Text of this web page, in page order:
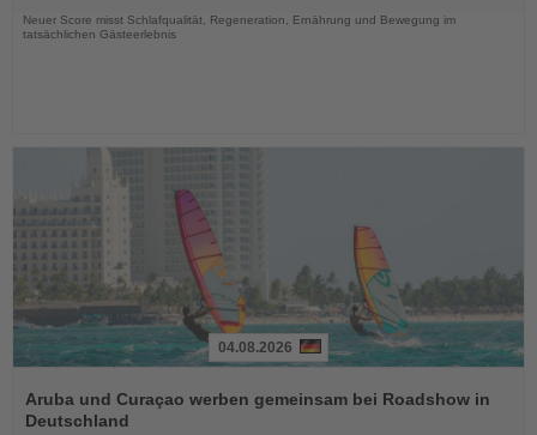
Neuer Score misst Schlafqualität, Regeneration, Ernährung und Bewegung im
tatsächlichen Gästeerlebnis
Sie
die
04.08.2026
Aruba und Curaçao werben gemeinsam bei Roadshow in
Deutschland